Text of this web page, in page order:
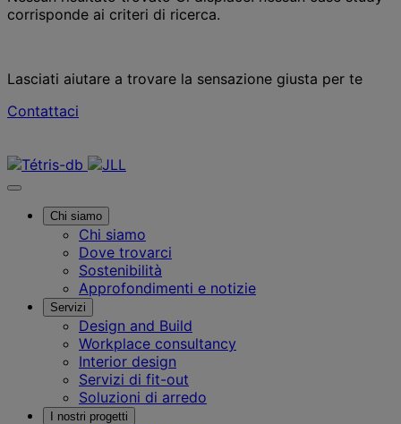
corrisponde ai criteri di ricerca.
Lasciati aiutare a trovare la sensazione giusta per te
Contattaci
Chi siamo
Chi siamo
Dove trovarci
Sostenibilità
Approfondimenti e notizie
Servizi
Design and Build
Workplace consultancy
Interior design
Servizi di fit-out
Soluzioni di arredo
I nostri progetti